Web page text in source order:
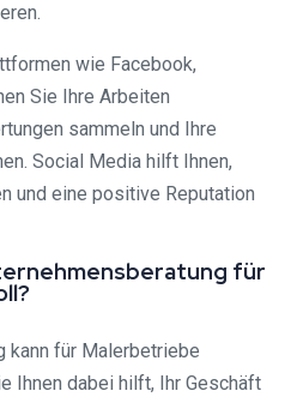
wie Facebook,
Sie Ihre Arbeiten
sammeln und Ihre
Social Media hilft Ihnen,
und eine positive Reputation
für
kann für Malerbetriebe
Ihnen dabei hilft, Ihr Geschäft